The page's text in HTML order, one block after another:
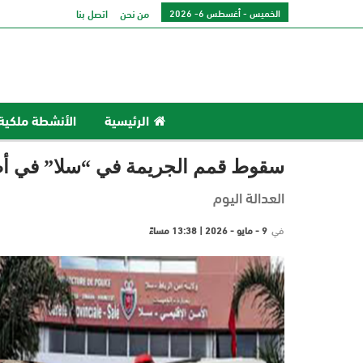
الخميس - أغسطس 6- 2026 من نحن اتصل بنا
الرئيسية الأنشطة
سقوط قمم الجريمة في “سلا” في
العدالة اليوم
في 9 - مايو - 2026 | 13:38 مساءً